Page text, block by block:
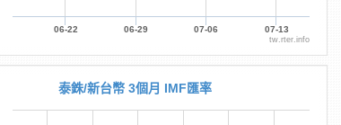
06-22 06-29 07-06 07-13
tw.rter.info
泰銖/新台幣 3個月 IMF匯率